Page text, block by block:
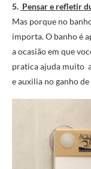
5. Pensar e refletir
Mas porque no
importa. O banho é
a ocasião em que
pratica ajuda muito
e auxilia no ganho